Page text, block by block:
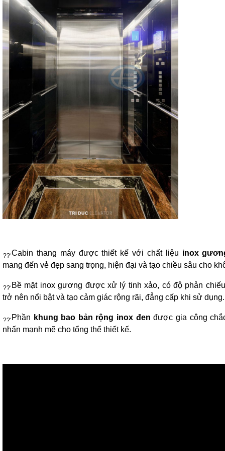
Cabin thang máy được thiết kế với chất liệu inox
mang đến vẻ đẹp sang trọng, hiện đại và tạo chiều sâu cho
Bề mặt inox gương được xử lý tinh xảo, có độ phản
trở nên nổi bật và tạo cảm giác rộng rãi, đẳng cấp khi sử dụng.
Phần khung bao bản rộng inox đen được gia công
nhấn mạnh mẽ cho tổng thể thiết kế.